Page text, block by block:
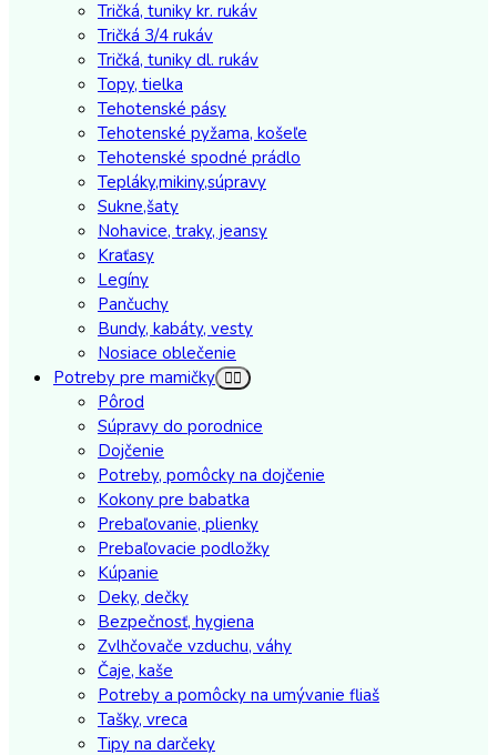
Tričká, tuniky kr. rukáv
Tričká 3/4 rukáv
Tričká, tuniky dl. rukáv
Topy, tielka
Tehotenské pásy
Tehotenské pyžama, košeľe
Tehotenské spodné prádlo
Tepláky,mikiny,súpravy
Sukne,šaty
Nohavice, traky, jeansy
Kraťasy
Legíny
Pančuchy
Bundy, kabáty, vesty
Nosiace oblečenie
Potreby pre mamičky
Pôrod
Súpravy do porodnice
Dojčenie
Potreby, pomôcky na dojčenie
Kokony pre babatka
Prebaľovanie, plienky
Prebaľovacie podložky
Kúpanie
Deky, dečky
Bezpečnosť, hygiena
Zvlhčovače vzduchu, váhy
Čaje, kaše
Potreby a pomôcky na umývanie fliaš
Tašky, vreca
Tipy na darčeky